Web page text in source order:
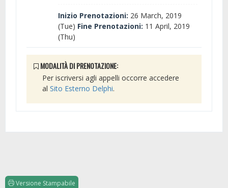
Inizio Prenotazioni: 26 March, 2019
(Tue) Fine Prenotazioni: 11 April, 2019
(Thu)
MODALITÀ DI PRENOTAZIONE:
Per iscriversi agli appelli occorre accedere
al Sito Esterno Delphi.
Versione Stampabile